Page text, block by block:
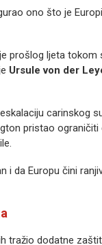
ono što je
prošlog ljeta tokom
Ursule von der
carinskog
pristao
i da Europu čini
tražio dodatne